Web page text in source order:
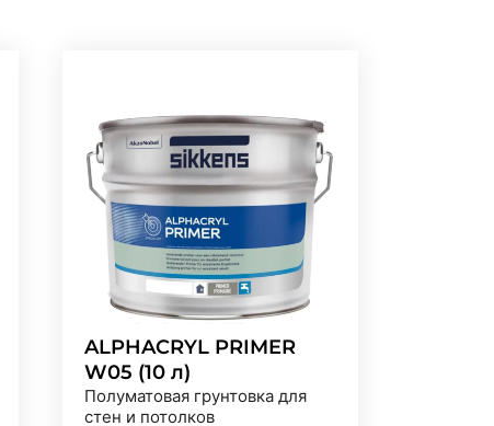
ALPHACRYL PRIMER
W05 (10 л)
Полуматовая грунтовка для
стен и потолков